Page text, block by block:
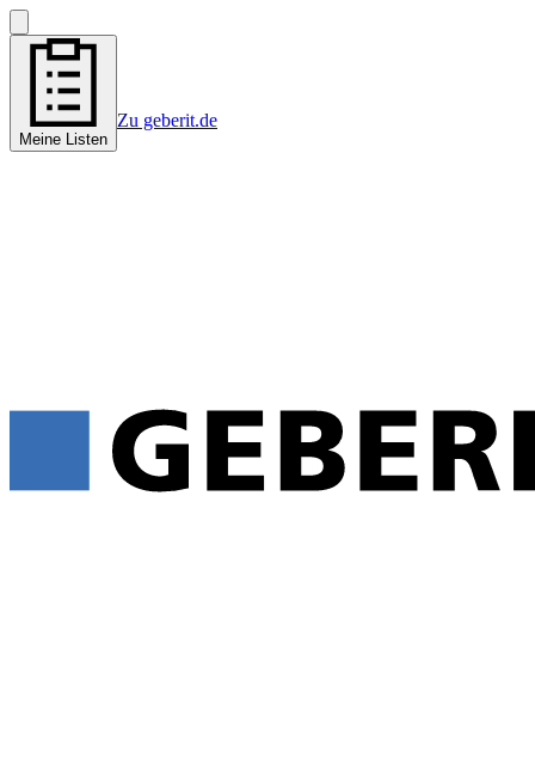
Meine Listen
Zu geberit.de